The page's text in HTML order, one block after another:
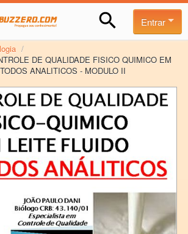
Entrar
/
DE QUALIDADE FISICO QUIMICO EM
ANALITICOS - MODULO II